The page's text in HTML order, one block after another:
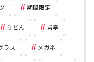
期間限定
うどん 旨辛
ラス メガネ